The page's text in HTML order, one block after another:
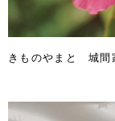
きものやまと 城